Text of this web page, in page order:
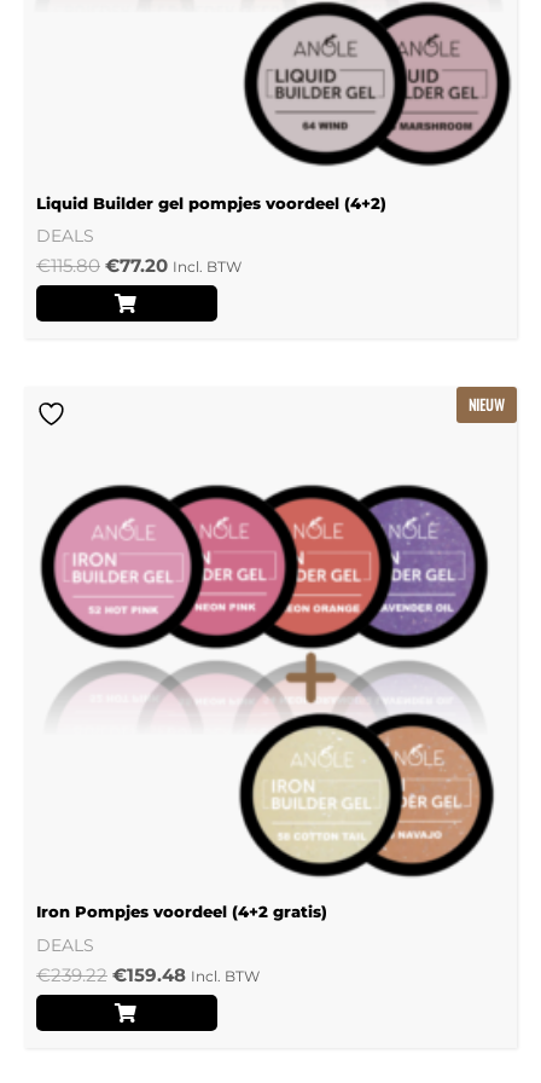
Liquid Builder gel pompjes voordeel (4+2)
DEALS
€115.80 €77.20 Incl. BTW
NIEUW
Iron Pompjes voordeel (4+2 gratis)
DEALS
€239.22 €159.48 Incl. BTW